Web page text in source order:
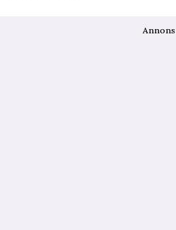
Annons